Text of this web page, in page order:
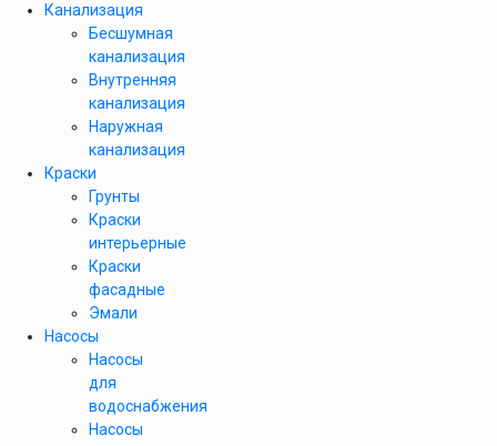
Канализация
Бесшумная
канализация
Внутренняя
канализация
Наружная
канализация
Краски
Грунты
Краски
интерьерные
Краски
фасадные
Эмали
Насосы
Насосы
для
водоснабжения
Насосы